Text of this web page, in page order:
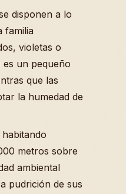
disponen a lo
familia
violetas o
un pequeño
que las
la humedad de
metros sobre
ambiental
pudrición de sus